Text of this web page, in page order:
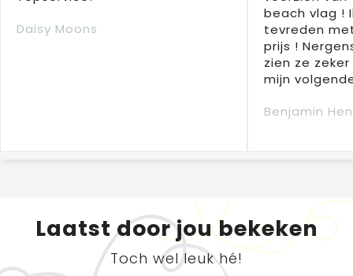
Daisy Moons
beach vlag !
tevreden
prijs !
zien ze
mijn
Benjamin
Laatst door jou bekeken
Toch wel leuk hé!